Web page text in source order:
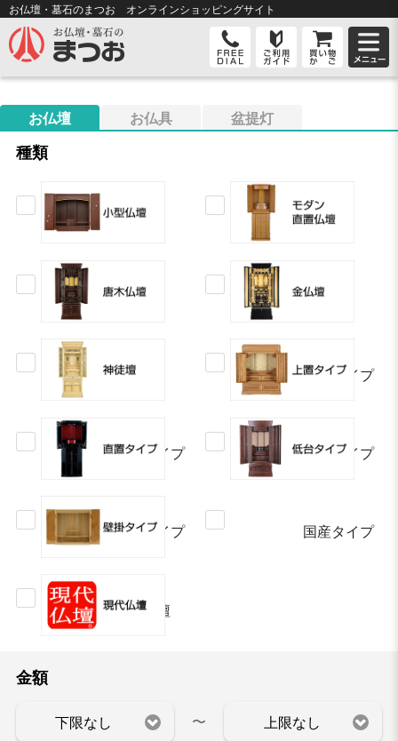
お仏壇・墓石のまつお オンラインショッピングサイト
お仏壇 お仏具 盆提灯
種類
上置タイプ
直置タイプ 低台タイプ
壁掛タイプ 国産タイプ
現代仏壇
金額
下限なし 〜 上限なし